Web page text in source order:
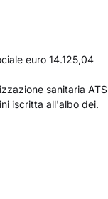
euro 14.125,04
sanitaria ATS
iscritta all'albo dei.